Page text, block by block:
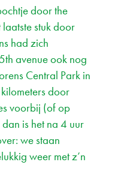
door the
stuk door
had zich
avenue ook nog
Central Park in
door
voorbij (of op
is het na 4 uur
we staan
weer met z’n